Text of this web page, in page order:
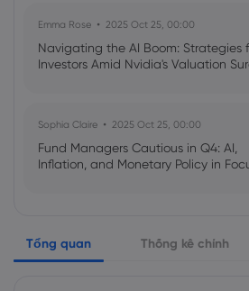
Emma Rose 2025 Oct 25, 00:00
Navigating the AI Boom: Strategies
Investors Amid Nvidia's Valuation
Sophia Claire 2025 Oct 25, 00:00
Fund Managers Cautious in Q4: AI,
Inflation, and Monetary Policy in
US Government Shutdown Threatens
October Inflation Data Release
Tổng quan Thống kê chính